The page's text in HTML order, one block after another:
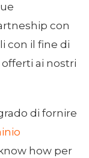
con
con il fine di
ai nostri
di fornire
how per